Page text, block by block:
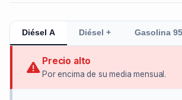
Diésel A Diésel + Gasolina 95
Precio alto
Por encima de su media mensual.